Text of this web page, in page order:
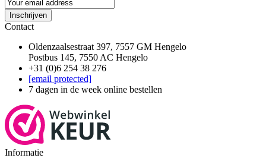
Inschrijven
Contact
Oldenzaalsestraat 397, 7557 GM Hengelo
Postbus 145, 7550 AC Hengelo
+31 (0)6 254 38 276
[email protected]
7 dagen in de week online bestellen
Informatie